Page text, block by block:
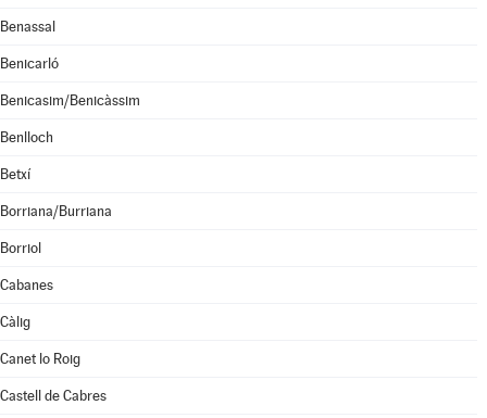
Benassal
Benicarló
Benicasim/Benicàssim
Benlloch
Betxí
Borriana/Burriana
Borriol
Cabanes
Càlig
Canet lo Roig
Castell de Cabres